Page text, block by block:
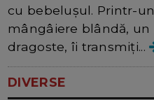
cu bebelușul. Printr-
mângâiere blândă, un
dragoste, îi transmiți...
DIVERSE